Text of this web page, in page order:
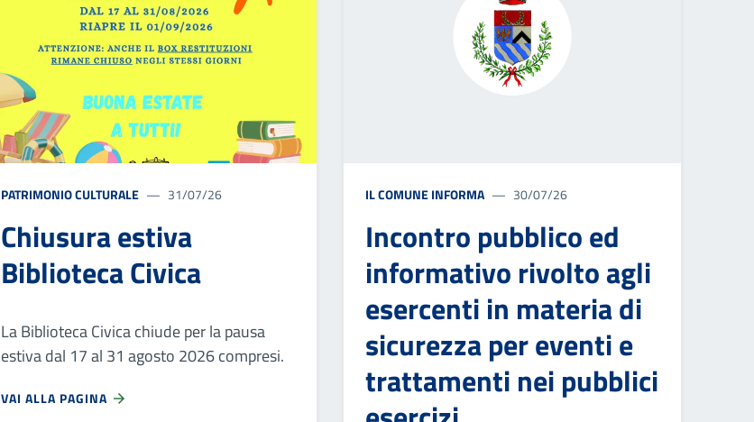
PATRIMONIO CULTURALE 31/07/26
Chiusura estiva
Biblioteca Civica
La Biblioteca Civica chiude per la pausa
estiva dal 17 al 31 agosto 2026 compresi.
VAI ALLA PAGINA
IL COMUNE INFORMA 30/07/26
Incontro pubblico ed
informativo rivolto agli
esercenti in materia di
sicurezza per eventi e
trattamenti nei pubblici